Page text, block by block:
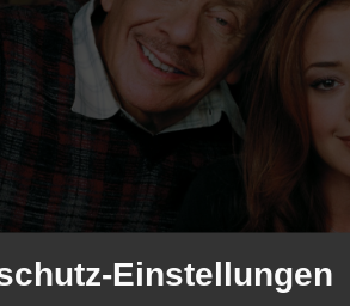
Einstellungen